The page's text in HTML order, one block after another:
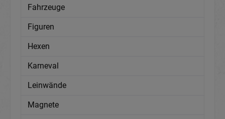
Fahrzeuge
Figuren
Hexen
Karneval
Leinwände
Magnete